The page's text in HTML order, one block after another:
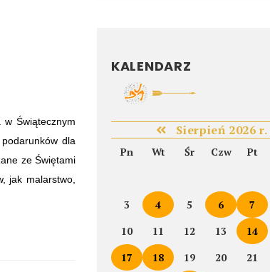
Świątecznym
dla
ze Świętami
jak malarstwo,
KALENDARZ
Sierpień 2026 r.
Pn Wt Śr Czw Pt
3
4 5 6 7
10
11 12 13 14
17
18 19 20 21